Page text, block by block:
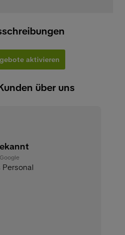
aktivieren
über uns